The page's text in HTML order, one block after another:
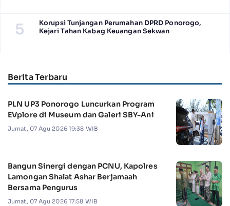
5
Korupsi Tunjangan Perumahan DPRD Ponorogo,
Kejari Tahan Kabag Keuangan Sekwan
Berita Terbaru
PLN UP3 Ponorogo Luncurkan Program
EVplore di Museum dan Galeri SBY-Ani
Jumat, 07 Agu 2026 19:38 WIB
Bangun Sinergi dengan PCNU, Kapolres
Lamongan Shalat Ashar Berjamaah
Bersama Pengurus
Jumat, 07 Agu 2026 17:58 WIB